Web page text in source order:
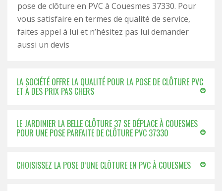
pose de clôture en PVC à Couesmes 37330. Pour
vous satisfaire en termes de qualité de service,
faites appel à lui et n’hésitez pas lui demander
aussi un devis
LA SOCIÉTÉ OFFRE LA QUALITÉ POUR LA POSE DE CLÔTURE PVC
ET À DES PRIX PAS CHERS
LE JARDINIER LA BELLE CLÔTURE 37 SE DÉPLACE À COUESMES
POUR UNE POSE PARFAITE DE CLÔTURE PVC 37330
CHOISISSEZ LA POSE D’UNE CLÔTURE EN PVC À COUESMES